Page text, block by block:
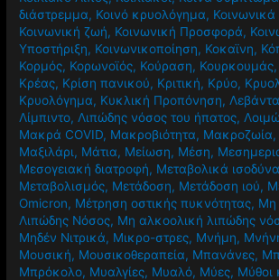
διάστρεμμα, Κοινό κρυολόγημα, Κοινωνικά
Κοινωνική ζωή, Κοινωνική Προσφορά,
Υποστήριξη, Κοινωνικοποίηση, Κοκαϊνη,
Κορμός, Κορωνοϊός, Κούραση, Κουρκουμάς,
Κρέας, Κρίση πανικού, Κριτική, Κρύο,
Κρυολόγημα, Κυκλική Προπόνηση, Λεβάντα
Λίμπιντο, Λιπώδης νόσος του ήπατος,
Μακρά COVID, Μακροβιότητα, Μακροζωία,
Μαξιλάρι, Μάτια, Μείωση, Μέση,
Μεσογειακή διατροφή, Μεταβολικά
Μεταβολισμός, Μετάδοση, Μετάδοση ιού,
Omicron, Μέτρηση οστικής πυκνότητας, Μη
Λιπώδης Νόσος, Μη αλκοολική λιπώδης
Μηδέν Νιτρικά, Μικρο-στρες, Μνήμη,
Μουσική, Μουσικοθεραπεία, Μπανάνες,
Μπρόκολο, Μυαλγίες, Μυαλό, Μύες, Μύθοι